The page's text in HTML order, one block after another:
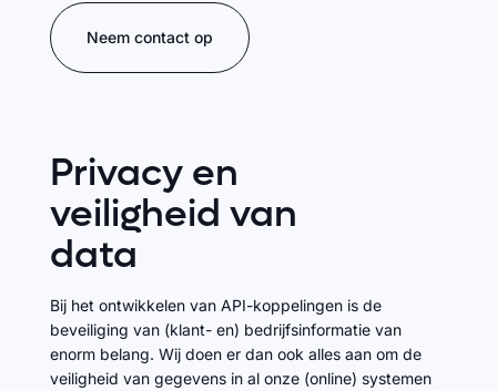
Neem contact op
Privacy en
veiligheid van
data
Bij het ontwikkelen van API-koppelingen is de
beveiliging van (klant- en) bedrijfsinformatie van
enorm belang. Wij doen er dan ook alles aan om de
veiligheid van gegevens in al onze (online) systemen